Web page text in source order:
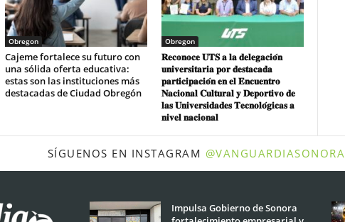
Obregon
Cajeme fortalece su futuro con
una sólida oferta educativa:
estas son las instituciones más
destacadas de Ciudad Obregón
Obregon
𝐑𝐞𝐜𝐨𝐧𝐨𝐜𝐞 𝐔𝐓𝐒 𝐚 𝐥𝐚 𝐝𝐞𝐥𝐞𝐠𝐚𝐜𝐢𝐨́𝐧
𝐮𝐧𝐢𝐯𝐞𝐫𝐬𝐢𝐭𝐚𝐫𝐢𝐚 𝐩𝐨𝐫 𝐝𝐞𝐬𝐭𝐚𝐜𝐚𝐝𝐚
𝐩𝐚𝐫𝐭𝐢𝐜𝐢𝐩𝐚𝐜𝐢𝐨́𝐧 𝐞𝐧 𝐞𝐥 𝐄𝐧𝐜𝐮𝐞𝐧𝐭𝐫𝐨
𝐍𝐚𝐜𝐢𝐨𝐧𝐚𝐥 𝐂𝐮𝐥𝐭𝐮𝐫𝐚𝐥 𝐲 𝐃𝐞𝐩𝐨𝐫𝐭𝐢𝐯𝐨 𝐝𝐞
𝐥𝐚𝐬 𝐔𝐧𝐢𝐯𝐞𝐫𝐬𝐢𝐝𝐚𝐝𝐞𝐬 𝐓𝐞𝐜𝐧𝐨𝐥𝐨́𝐠𝐢𝐜𝐚𝐬 𝐚
𝐧𝐢𝐯𝐞𝐥 𝐧𝐚𝐜𝐢𝐨𝐧𝐚𝐥
SÍGUENOS EN INSTAGRAM @VANGUARDIASONORA
Impulsa Gobierno de Sonora